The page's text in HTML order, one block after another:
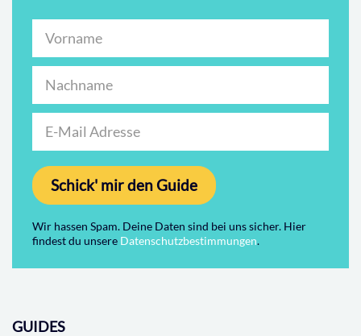
Schick' mir den Guide
Wir hassen Spam. Deine Daten sind bei uns sicher. Hier
findest du unsere Datenschutzbestimmungen.
GUIDES